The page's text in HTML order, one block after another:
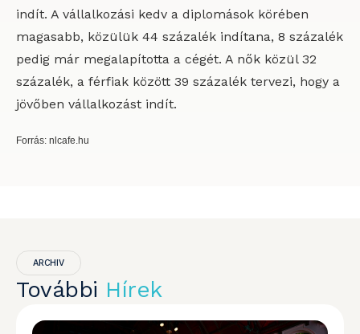
indít. A vállalkozási kedv a diplomások körében
magasabb, közülük 44 százalék indítana, 8 százalék
pedig már megalapította a cégét. A nők közül 32
százalék, a férfiak között 39 százalék tervezi, hogy a
jövőben vállalkozást indít.
Forrás: nlcafe.hu
ARCHIV
További Hírek